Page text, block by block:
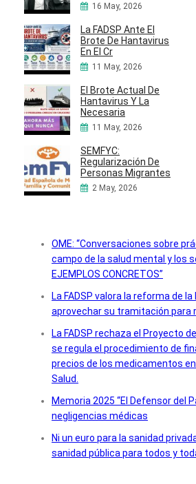
16 May, 2026
La FADSP Ante El
Brote De Hantavirus
En El Cr
11 May, 2026
El Brote Actual De
Hantavirus Y La
Necesaria
11 May, 2026
SEMFYC:
Regularización De
Personas Migrantes
2 May, 2026
OME: “Conversaciones sobre
campo de la salud mental y los
EJEMPLOS CONCRETOS”
La FADSP valora la reforma de
aprovechar su tramitación para
La FADSP rechaza el Proyecto
se regula el procedimiento de
precios de los medicamentos
Salud.
Memoria 2025 “El Defensor del
negligencias médicas
Ni un euro para la sanidad
sanidad pública para todos y